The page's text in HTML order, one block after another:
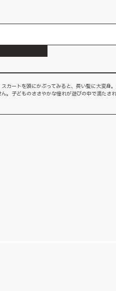
カートを頭にかぶってみると、長い髪に大変身
。子どものささやかな憧れが遊びの中で満たさ